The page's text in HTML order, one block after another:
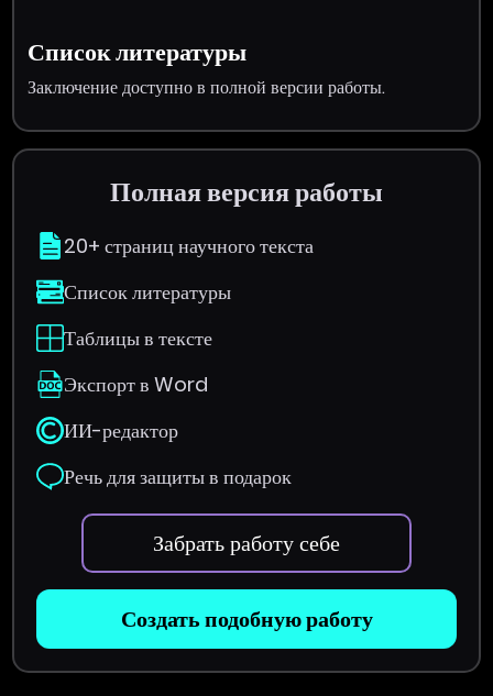
Список литературы
Заключение доступно в полной версии работы.
Полная версия работы
20+ страниц научного текста
Список литературы
Таблицы в тексте
Экспорт в Word
ИИ-редактор
Речь для защиты в подарок
Забрать работу себе
Создать подобную работу